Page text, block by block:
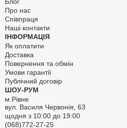
Про нас
Співпраця
Наші контакти
ІНФОРМАЦІЯ
Як оплатити
Доставка
Повернення та обмін
Умови гарантії
Публічний договір
ШОУ-РУМ
м.Рівне
вул. Василя Червонія, 63
щодня з 10:00 до 19:00
(068)772-27-25